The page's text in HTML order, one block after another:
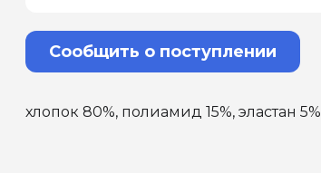
Сообщить о поступлении
хлопок 80%, полиамид 15%, эластан 5%